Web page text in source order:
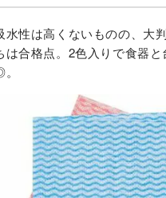
水性は高くないものの、大
は合格点。2色入りで食器